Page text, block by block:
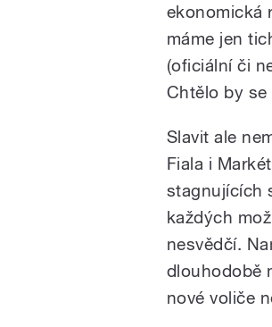
ekonomická
máme jen
(oficiální či
Chtělo by
Slavit ale
Fiala i
stagnujících
každých
nesvědčí.
dlouhodobě
nové voliče